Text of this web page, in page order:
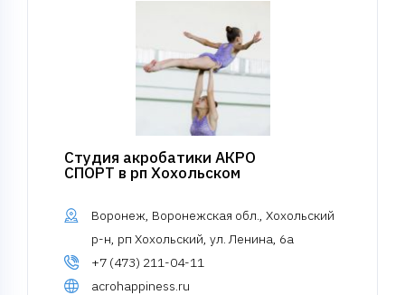
Студия акробатики АКРО
СПОРТ в рп Хохольском
Воронеж, Воронежская обл., Хохольский
р-н, рп Хохольский, ул. Ленина, 6а
+7 (473) 211-04-11
acrohappiness.ru